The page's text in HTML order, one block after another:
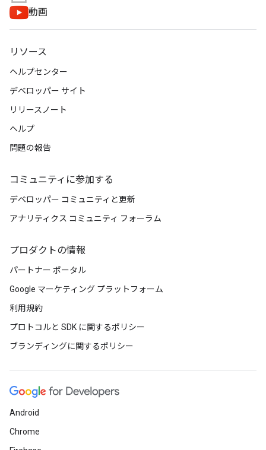
動画
リソース
ヘルプセンター
デベロッパー サイト
リリースノート
ヘルプ
問題の報告
コミュニティに参加する
デベロッパー コミュニティと更新
アナリティクス コミュニティ フォーラム
プロダクトの情報
パートナー ポータル
Google マーケティング プラットフォーム
利用規約
プロトコルと SDK に関するポリシー
ブランディングに関するポリシー
Android
Chrome